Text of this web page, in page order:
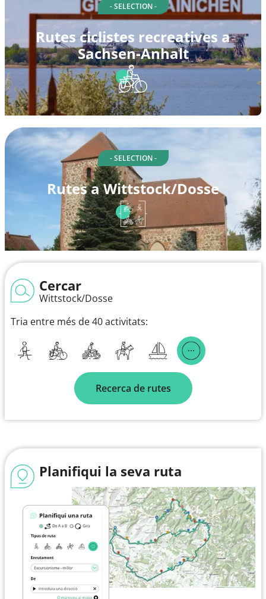
- SELECTION -
Rutes ciclistes recreatives a
Sachsen-Anhalt
- SELECTION -
Rutes a Wittstock/Dosse
Cercar
Wittstock/Dosse
Tria entre més de 40 activitats:
Recerca de rutes
Planifiqui la seva ruta